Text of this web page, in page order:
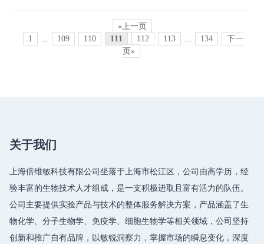
«上一页
1
... 109 110 111 112 113 ... 134
下一
页»
关于我们
上海倍维敏科技有限公司坐落于上海市松江区，公司由高学历，经
验丰富的生物技术人才组成，是一支积极进取且富有活力的队伍。
公司主要提供实验产品与技术的整体服务解决方案，产品涵盖了生
物化学、分子生物学、免疫学、细胞生物学等相关领域，公司坚持
创新和推广自有品牌，以敏锐洞察力，掌握市场的瞬息变化，深度